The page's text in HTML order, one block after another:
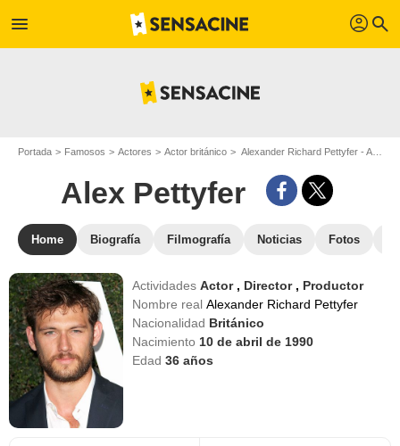
menu profil search
Portada Famosos Actores Actor británico Alexander Richard Pettyfer - Apodo : Alex Pettyfer
Alex Pettyfer
Home Biografía Filmografía Noticias Fotos
ActividadesActor , Director , Productor
Nombre realAlexander Richard Pettyfer
Nacionalidad Británico
Nacimiento 10 de abril de 1990
Edad36 años